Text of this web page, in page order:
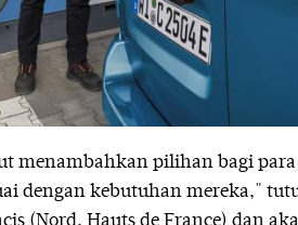
menambahkan pilihan bagi
dengan kebutuhan mereka,"
(Nord, Hauts de France) dan